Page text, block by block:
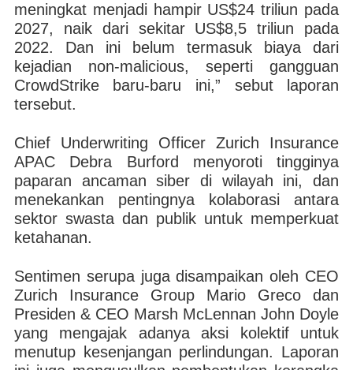
meningkat menjadi hampir US$24 triliun pada
2027, naik dari sekitar US$8,5 triliun pada
2022. Dan ini belum termasuk biaya dari
kejadian non-malicious, seperti gangguan
CrowdStrike baru-baru ini,” sebut laporan
tersebut.
Chief Underwriting Officer Zurich Insurance
APAC Debra Burford menyoroti tingginya
paparan ancaman siber di wilayah ini, dan
menekankan pentingnya kolaborasi antara
sektor swasta dan publik untuk memperkuat
ketahanan.
Sentimen serupa juga disampaikan oleh CEO
Zurich Insurance Group Mario Greco dan
Presiden & CEO Marsh McLennan John Doyle
yang mengajak adanya aksi kolektif untuk
menutup kesenjangan perlindungan. Laporan